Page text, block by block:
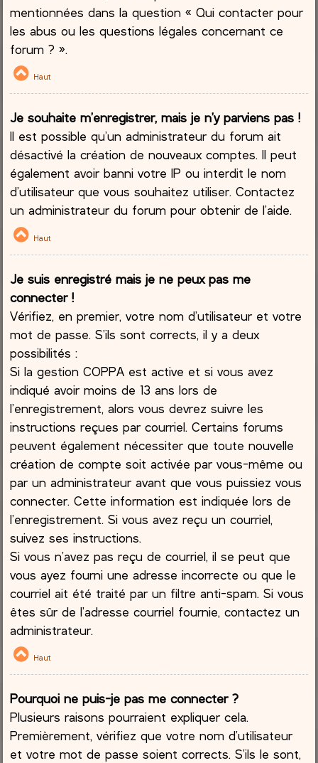
mentionnées dans la question « Qui contacter pour
les abus ou les questions légales concernant ce
forum ? ».
Haut
Je souhaite m’enregistrer, mais je n’y parviens pas !
Il est possible qu’un administrateur du forum ait
désactivé la création de nouveaux comptes. Il peut
également avoir banni votre IP ou interdit le nom
d’utilisateur que vous souhaitez utiliser. Contactez
un administrateur du forum pour obtenir de l’aide.
Haut
Je suis enregistré mais je ne peux pas me
connecter !
Vérifiez, en premier, votre nom d’utilisateur et votre
mot de passe. S’ils sont corrects, il y a deux
possibilités :
Si la gestion COPPA est active et si vous avez
indiqué avoir moins de 13 ans lors de
l’enregistrement, alors vous devrez suivre les
instructions reçues par courriel. Certains forums
peuvent également nécessiter que toute nouvelle
création de compte soit activée par vous-même ou
par un administrateur avant que vous puissiez vous
connecter. Cette information est indiquée lors de
l’enregistrement. Si vous avez reçu un courriel,
suivez ses instructions.
Si vous n’avez pas reçu de courriel, il se peut que
vous ayez fourni une adresse incorrecte ou que le
courriel ait été traité par un filtre anti-spam. Si vous
êtes sûr de l’adresse courriel fournie, contactez un
administrateur.
Haut
Pourquoi ne puis-je pas me connecter ?
Plusieurs raisons pourraient expliquer cela.
Premièrement, vérifiez que votre nom d’utilisateur
et votre mot de passe soient corrects. S’ils le sont,